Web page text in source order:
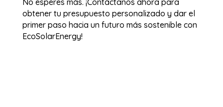
No esperes más. ¡Contáctanos ahora para
obtener tu presupuesto personalizado y dar el
primer paso hacia un futuro más sostenible con
EcoSolarEnergy!